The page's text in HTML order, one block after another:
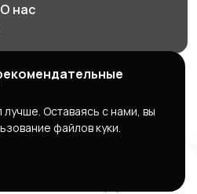
О нас
конфиденциальности
Оставаясь с нами, вы
файлов куки.